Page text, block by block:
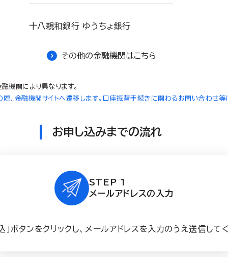
十八親和銀行 ゆうちょ銀行
その他の金融機関はこちら
機関により異なります。
、金融機関サイトへ遷移します。口座振替手続きに関わるお問い合わせ
お申し込みまでの流れ
STEP 1
メールアドレスの入力
」ボタンをクリックし、メールアドレスを入力のうえ送信して